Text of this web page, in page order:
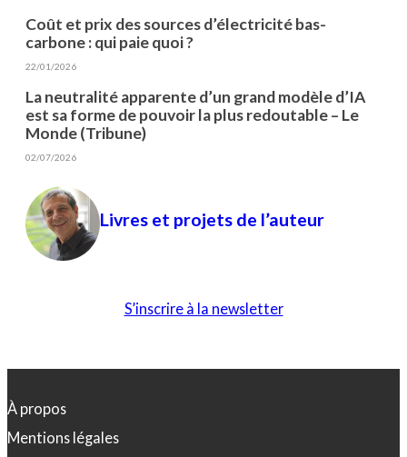
Coût et prix des sources d’électricité bas-
carbone : qui paie quoi ?
22/01/2026
La neutralité apparente d’un grand modèle d’IA
est sa forme de pouvoir la plus redoutable – Le
Monde (Tribune)
02/07/2026
Livres et projets de l’auteur
S’inscrire à la newsletter
À propos
Mentions légales